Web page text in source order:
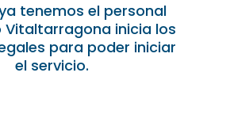
tenemos el personal
Vitaltarragona inicia los
para poder iniciar
el servicio.